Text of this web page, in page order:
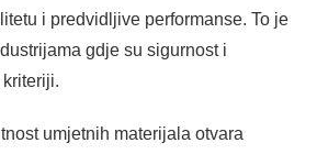
i predvidljive performanse. To je
gdje su sigurnost i
umjetnih materijala otvara